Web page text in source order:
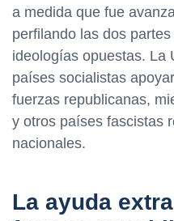
a medida que fue
perfilando las dos
ideologías opuestas. La
países socialistas
fuerzas republicanas,
y otros países fascistas
nacionales.
La ayuda